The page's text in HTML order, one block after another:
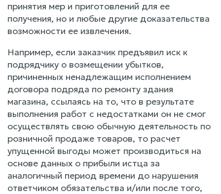
принятия мер и приготовлений для ее
получения, но и любые другие доказательства
возможности ее извлечения.
Например, если заказчик предъявил иск к
подрядчику о возмещении убытков,
причиненных ненадлежащим исполнением
договора подряда по ремонту здания
магазина, ссылаясь на то, что в результате
выполнения работ с недостатками он не смог
осуществлять свою обычную деятельность по
розничной продаже товаров, то расчет
упущенной выгоды может производиться на
основе данных о прибыли истца за
аналогичный период времени до нарушения
ответчиком обязательства и/или после того,